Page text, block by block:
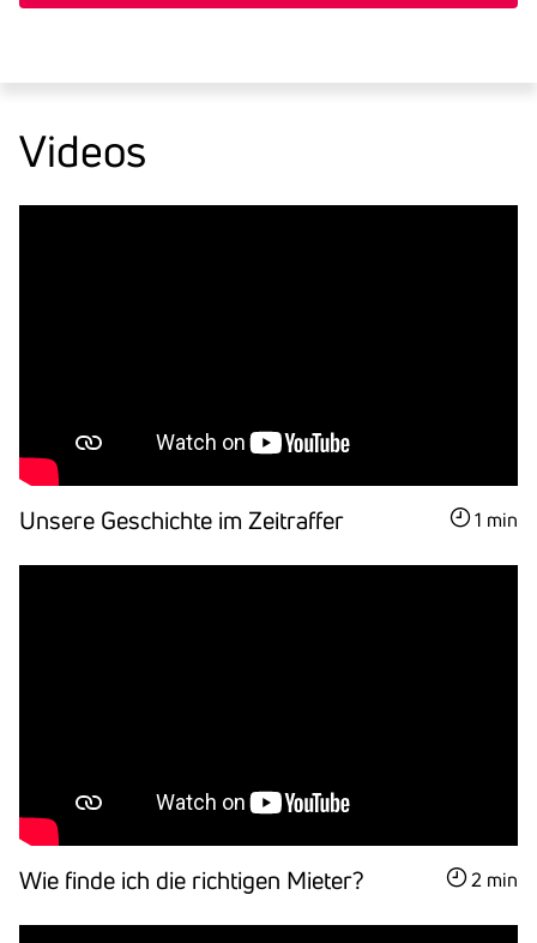
Videos
Unsere Geschichte im Zeit­raffer 1 min
Wie finde ich die rich­tigen Mieter? 2 min